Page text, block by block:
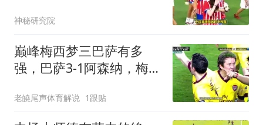
神秘研究院
巅峰梅西梦三巴萨有多
强，巴萨3-1阿森纳，梅西
塔
老皢尾声体育解说 1跟贴